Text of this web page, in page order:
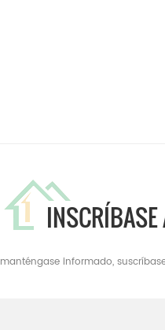
INSCRÍBASE
informado,